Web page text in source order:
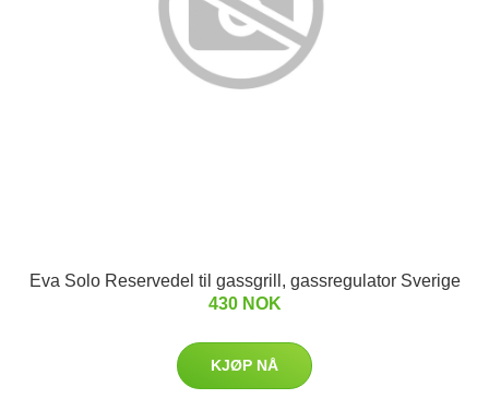
Eva Solo Reservedel til gassgrill, gassregulator Sverige
430 NOK
KJØP NÅ